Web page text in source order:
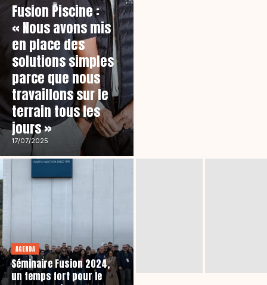
Fusion Piscine :
« Nous avons mis
en place des
solutions simples
parce que nous
travaillons sur le
terrain tous les
jours »
17/07/2025
AGENDA
Séminaire Fusion 2024,
un temps fort pour le